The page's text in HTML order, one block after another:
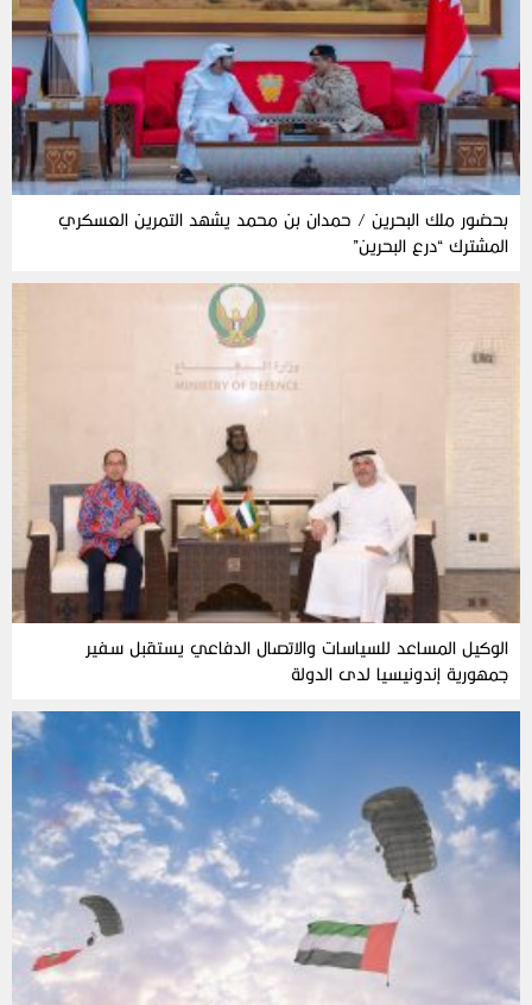
بحضور ملك البحرين / حمدان بن محمد يشهد التمرين العسكري
المشترك “درع البحرين”
الوكيل المساعد للسياسات والاتصال الدفاعي يستقبل سفير
جمهورية إندونيسيا لدى الدولة